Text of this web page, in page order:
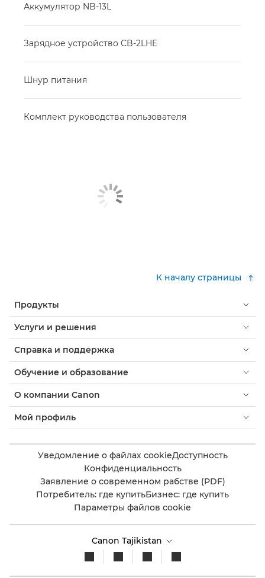
Аккумулятор NB-13L
Зарядное устройство CB-2LHE
Шнур питания
Комплект руководства пользователя
К началу страницы
Продукты
Услуги и решения
Справка и поддержка
Обучение и образование
О компании Canon
Мой профиль
Уведомление о файлах cookieДоступность
Конфиденциальность
Заявление о современном рабстве (PDF)
Потребитель: где купитьБизнес: где купить
Параметры файлов cookie
Canon Tajikistan